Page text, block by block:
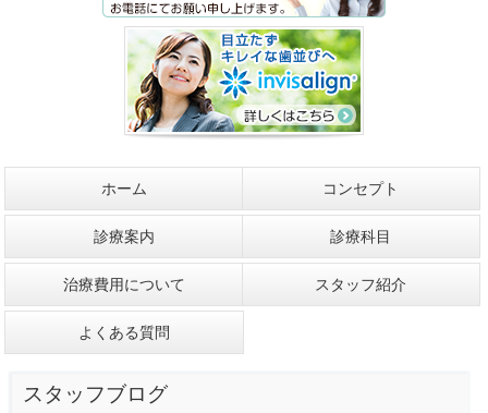
ホーム コンセプト
診療案内 診療科目
治療費用について スタッフ紹介
よくある質問
スタッフブログ